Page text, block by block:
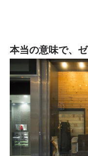
本当の意味で、